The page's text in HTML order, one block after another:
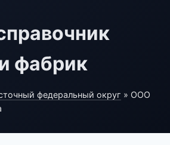
фабрик
федеральный округ » ООО